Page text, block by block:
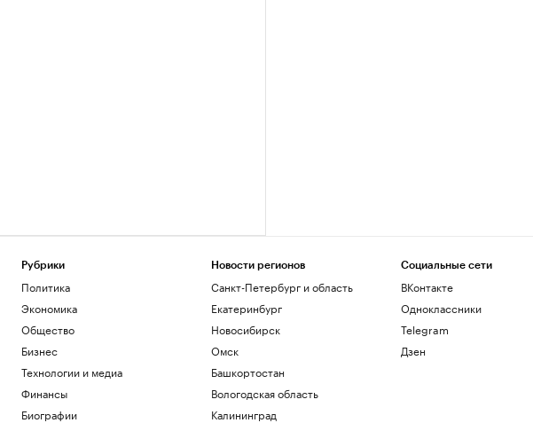
Рубрики
Политика
Экономика
Общество
Бизнес
Технологии и медиа
Финансы
Биографии
Новости регионов
Санкт-Петербург и область
Екатеринбург
Новосибирск
Омск
Башкортостан
Вологодская область
Калининград
Социальные сети
ВКонтакте
Одноклассники
Telegram
Дзен